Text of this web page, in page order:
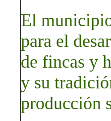
El
para el
de fincas y
y su
producción